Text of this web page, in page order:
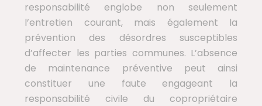
responsabilité englobe non seulement
l’entretien courant, mais également la
prévention des désordres susceptibles
d’affecter les parties communes. L’absence
de maintenance préventive peut ainsi
constituer une faute engageant la
responsabilité civile du copropriétaire